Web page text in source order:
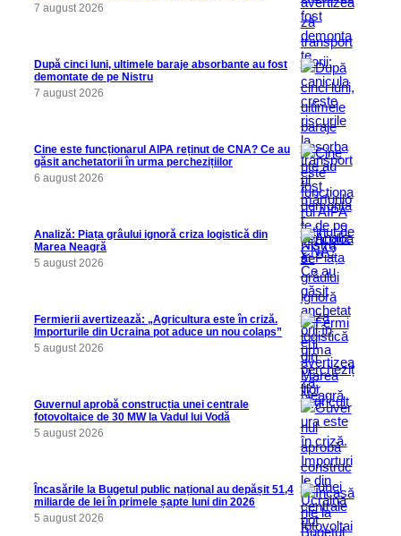
7 august 2026
După cinci luni, ultimele baraje absorbante au fost
demontate de pe Nistru
7 august 2026
Cine este funcționarul AIPA reținut de CNA? Ce au
găsit anchetatorii în urma perchezițiilor
6 august 2026
Analiză: Piața grâului ignoră criza logistică din
Marea Neagră
5 august 2026
Fermierii avertizează: „Agricultura este în criză.
Importurile din Ucraina pot aduce un nou colaps”
5 august 2026
Guvernul aprobă construcția unei centrale
fotovoltaice de 30 MW la Vadul lui Vodă
5 august 2026
Încasările la Bugetul public național au depășit 51,4
miliarde de lei în primele șapte luni din 2026
5 august 2026